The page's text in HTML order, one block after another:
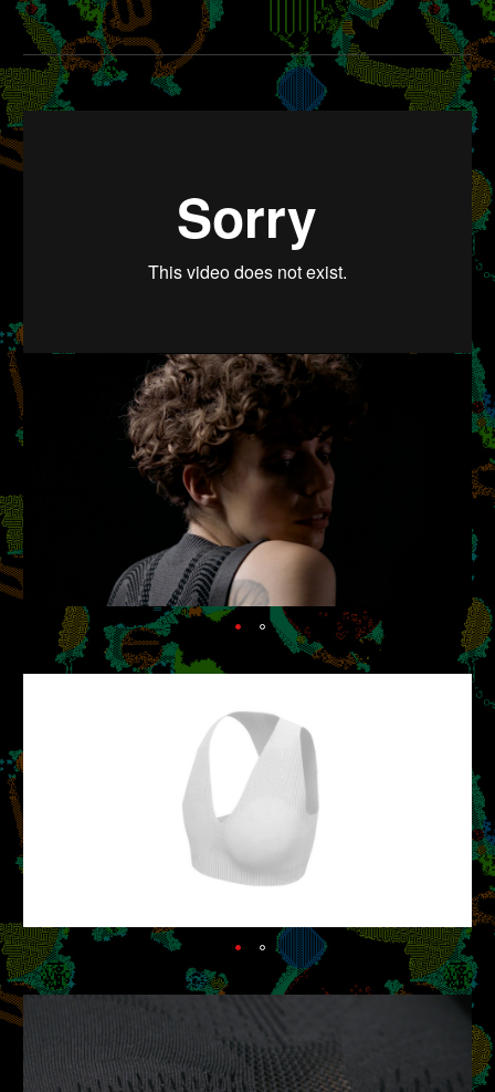
fromSilke HofmannonVimeo.